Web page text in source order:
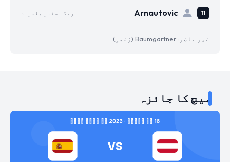
Arnautovic ریڈ اسٹار بلغراد
غیر حاضر: Baumgartner (زخمی)
میچ کا جائزہ